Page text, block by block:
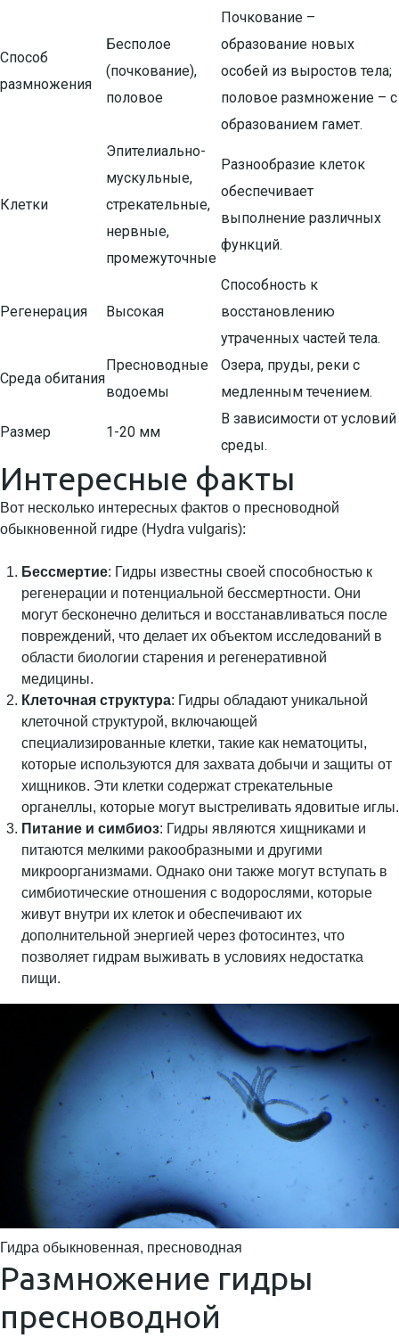
Способ
размножения
Бесполое
(почкование),
половое
Почкование –
образование новых
особей из выростов тела;
половое размножение – с
образованием гамет.
Клетки
Эпителиально-
мускульные,
стрекательные,
нервные,
промежуточные
Разнообразие клеток
обеспечивает
выполнение различных
функций.
Регенерация Высокая
Способность к
восстановлению
утраченных частей тела.
Среда обитания
Пресноводные
водоемы
Озера, пруды, реки с
медленным течением.
Размер 1-20 мм
В зависимости от условий
среды.
Интересные факты
Вот несколько интересных фактов о пресноводной
обыкновенной гидре (Hydra vulgaris):
Бессмертие: Гидры известны своей способностью к
регенерации и потенциальной бессмертности. Они
могут бесконечно делиться и восстанавливаться после
повреждений, что делает их объектом исследований в
области биологии старения и регенеративной
медицины.
Клеточная структура: Гидры обладают уникальной
клеточной структурой, включающей
специализированные клетки, такие как нематоциты,
которые используются для захвата добычи и защиты от
хищников. Эти клетки содержат стрекательные
органеллы, которые могут выстреливать ядовитые иглы.
Питание и симбиоз: Гидры являются хищниками и
питаются мелкими ракообразными и другими
микроорганизмами. Однако они также могут вступать в
симбиотические отношения с водорослями, которые
живут внутри их клеток и обеспечивают их
дополнительной энергией через фотосинтез, что
позволяет гидрам выживать в условиях недостатка
пищи.
Гидра обыкновенная, пресноводная
Размножение гидры
пресноводной